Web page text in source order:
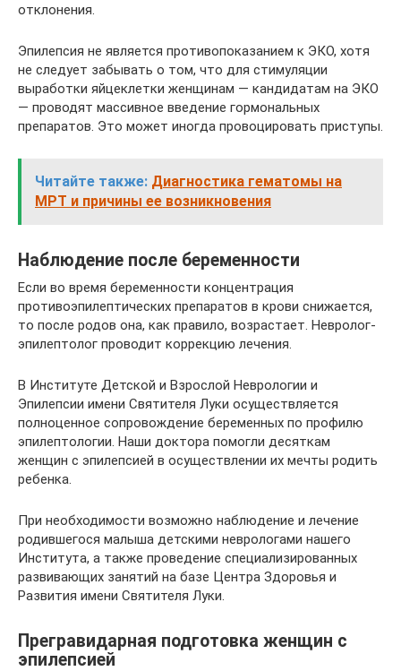
отклонения.
Эпилепсия не является противопоказанием к ЭКО, хотя
не следует забывать о том, что для стимуляции
выработки яйцеклетки женщинам — кандидатам на ЭКО
— проводят массивное введение гормональных
препаратов. Это может иногда провоцировать приступы.
Читайте также: Диагностика гематомы на
МРТ и причины ее возникновения
Наблюдение после беременности
Если во время беременности концентрация
противоэпилептических препаратов в крови снижается,
то после родов она, как правило, возрастает. Невролог-
эпилептолог проводит коррекцию лечения.
В Институте Детской и Взрослой Неврологии и
Эпилепсии имени Святителя Луки осуществляется
полноценное сопровождение беременных по профилю
эпилептологии. Наши доктора помогли десяткам
женщин с эпилепсией в осуществлении их мечты родить
ребенка.
При необходимости возможно наблюдение и лечение
родившегося малыша детскими неврологами нашего
Института, а также проведение специализированных
развивающих занятий на базе Центра Здоровья и
Развития имени Святителя Луки.
Прегравидарная подготовка женщин с
эпилепсией